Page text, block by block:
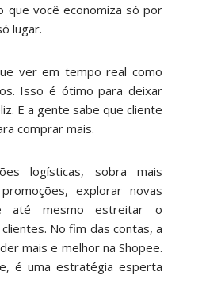
que você economiza só por
lugar.
ver em tempo real como
Isso é ótimo para deixar
E a gente sabe que cliente
comprar mais.
logísticas, sobra mais
explorar novas
até mesmo estreitar o
No fim das contas, a
mais e melhor na Shopee.
é uma estratégia esperta